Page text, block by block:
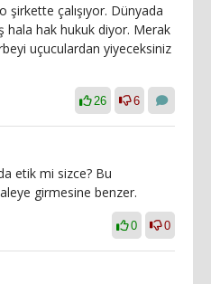
şirkette çalışıyor. Dünyada
hala hak hukuk diyor. Merak
uçuculardan yiyeceksiniz
26 6
etik mi sizce? Bu
girmesine benzer.
0 0